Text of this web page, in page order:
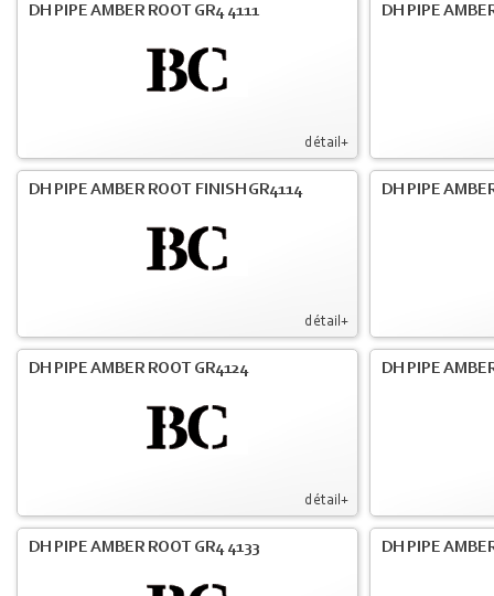
détail+
DH PIPE AMBER ROOT GR4 4111 DH PIPE
détail+
DH PIPE AMBER ROOT FINISH GR4114 DH PIPE
détail+
DH PIPE AMBER ROOT GR4124 DH PIPE
DH PIPE AMBER ROOT GR4 4133 DH PIPE